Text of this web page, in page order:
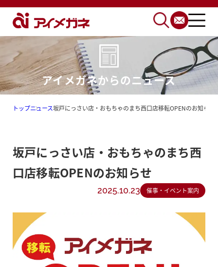
アイメガネからのニュース
トップニュース坂戸にっさい店・おもちゃのまち西口店移転OPENのお知らせ
坂戸にっさい店・おもちゃのまち西
口店移転OPENのお知らせ
2025.10.23 催事・イベント案内